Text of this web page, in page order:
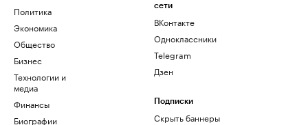
Политика
Экономика
Общество
Бизнес
Технологии и
медиа
Финансы
Биографии
сети
ВКонтакте
Одноклассники
Telegram
Дзен
Подписки
Скрыть баннеры